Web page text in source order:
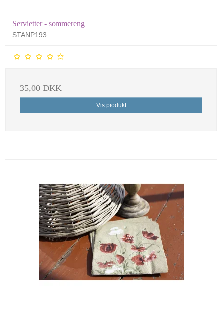
Servietter - sommereng
STANP193
35,00 DKK
Vis produkt